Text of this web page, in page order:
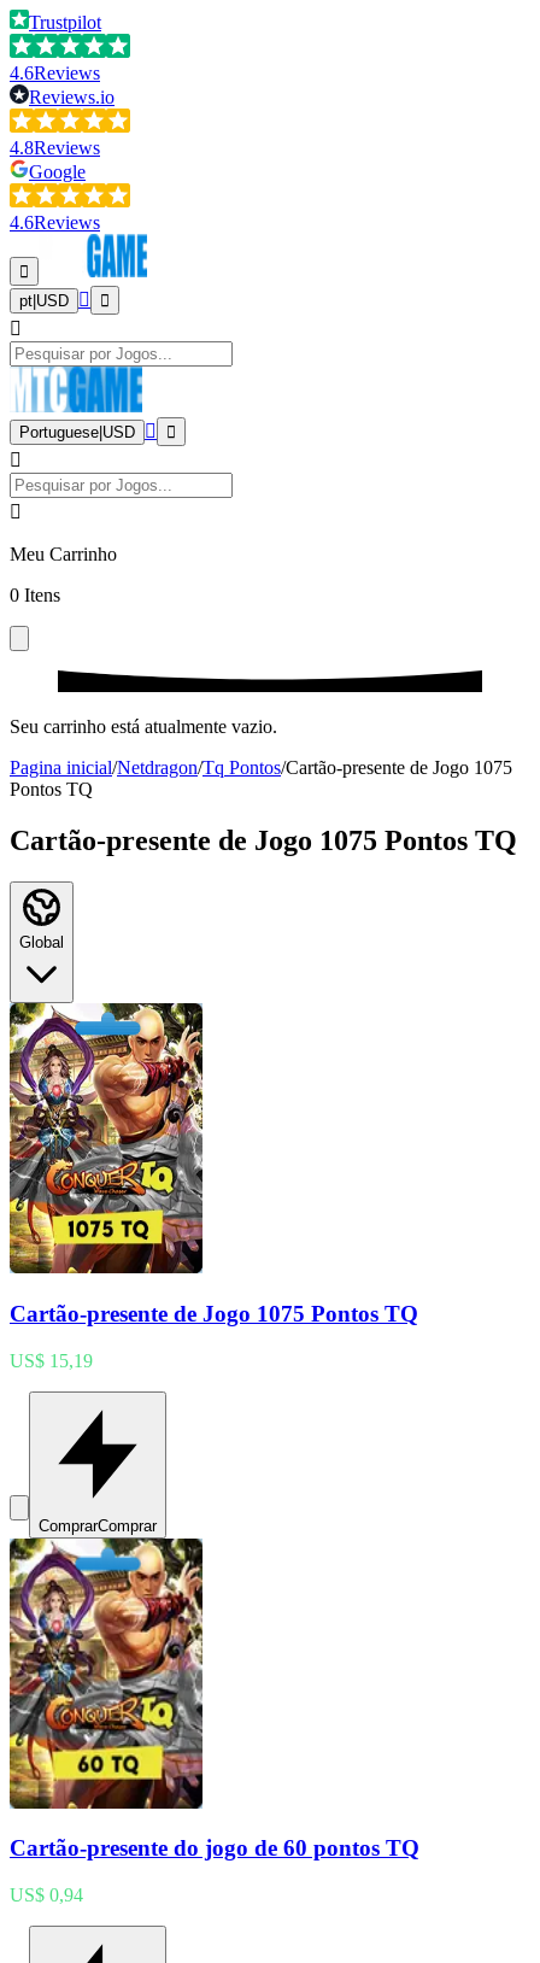
Trustpilot
4.6Reviews
Reviews.io
4.8Reviews
Google
4.6Reviews
pt USD
Portuguese USD
Meu Carrinho
0 Itens
Seu carrinho está atualmente vazio.
Pagina inicial/Netdragon/Tq Pontos/Cartão-presente de Jogo 1075
Pontos TQ
Cartão-presente de Jogo 1075 Pontos TQ
Global
Cartão-presente de Jogo 1075 Pontos TQ
US$ 15,19
ComprarComprar
Cartão-presente do jogo de 60 pontos TQ
US$ 0,94